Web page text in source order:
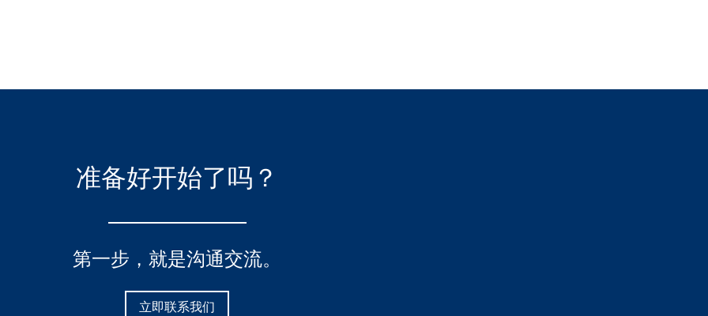
准备好开始了吗？
第一步，就是沟通交流。
立即联系我们